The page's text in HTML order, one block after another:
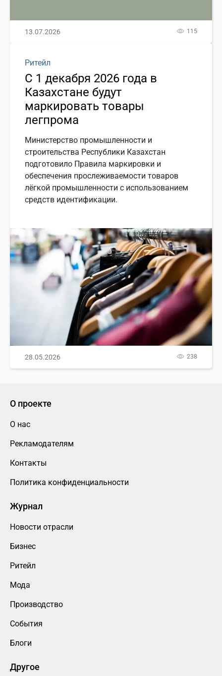
13.07.2026 115
Ритейл
С 1 декабря 2026 года в
Казахстане будут
маркировать товары
легпрома
Министерство промышленности и
строительства Республики Казахстан
подготовило Правила маркировки и
обеспечения прослеживаемости товаров
лёгкой промышленности с использованием
средств идентификации.
28.05.2026 238
О проекте
О нас
Рекламодателям
Контакты
Политика конфиденциальности
Журнал
Новости отрасли
Бизнес
Ритейл
Мода
Производство
События
Блоги
Другое